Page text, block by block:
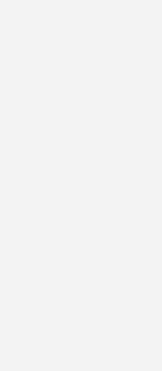
variabel
in Nürnberg
fürs SHK-
im Bestand